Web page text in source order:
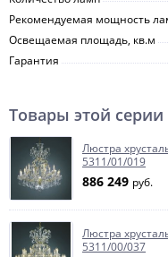
Рекомендуемая мощность
Освещаемая площадь, кв.м
Гарантия
Товары этой серии
Люстра
5311/01/019
886 249 руб.
Люстра
5311/00/037